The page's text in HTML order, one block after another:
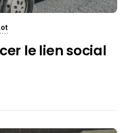
le lien social